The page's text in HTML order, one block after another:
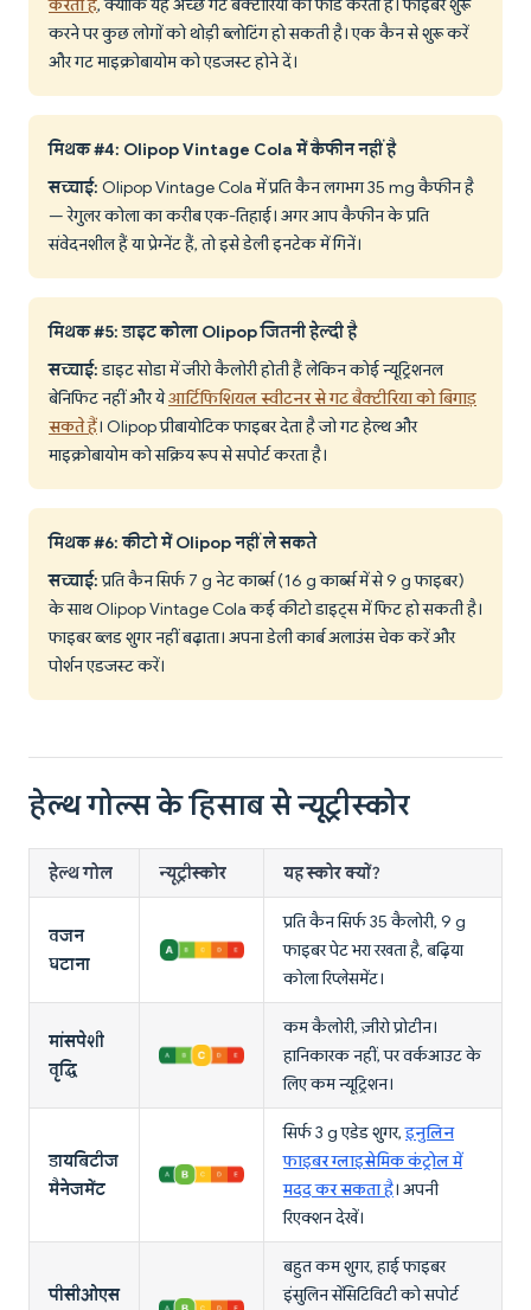
करता है, क्योंकि यह अच्छे गट बैक्टीरिया को फीड करता है। फाइबर शुरू
करने पर कुछ लोगों को थोड़ी ब्लोटिंग हो सकती है। एक कैन से शुरू करें
और गट माइक्रोबायोम को एडजस्ट होने दें।
मिथक #4: Olipop Vintage Cola में कैफीन नहीं है
सच्चाई: Olipop Vintage Cola में प्रति कैन लगभग 35 mg कैफीन है
— रेगुलर कोला का करीब एक-तिहाई। अगर आप कैफीन के प्रति
संवेदनशील हैं या प्रेग्नेंट हैं, तो इसे डेली इनटेक में गिनें।
मिथक #5: डाइट कोला Olipop जितनी हेल्दी है
सच्चाई:डाइट सोडा में जीरो कैलोरी होती हैं लेकिन कोई न्यूट्रिशनल
बेनिफिट नहीं और येआर्टिफिशियल स्वीटनर से गट बैक्टीरिया को बिगाड़
सकते हैं। Olipop प्रीबायोटिक फाइबर देता है जो गट हेल्थ और
माइक्रोबायोम को सक्रिय रूप से सपोर्ट करता है।
मिथक #6: कीटो में Olipop नहीं ले सकते
सच्चाई:प्रति कैन सिर्फ 7 g नेट कार्ब्स (16 g कार्ब्स में से 9 g फाइबर)
के साथ Olipop Vintage Cola कई कीटो डाइट्स में फिट हो सकती है।
फाइबर ब्लड शुगर नहीं बढ़ाता। अपना डेली कार्ब अलाउंस चेक करें और
पोर्शन एडजस्ट करें।
हेल्थ गोल्स के हिसाब से न्यूट्रीस्कोर
हेल्थ गोल न्यूट्रीस्कोर यह स्कोर क्यों?
वजन
घटाना
प्रति कैन सिर्फ 35 कैलोरी, 9 g
फाइबर पेट भरा रखता है, बढ़िया
कोला रिप्लेसमेंट।
मांसपेशी
वृद्धि
कम कैलोरी, ज़ीरो प्रोटीन।
हानिकारक नहीं, पर वर्कआउट के
लिए कम न्यूट्रिशन।
डायबिटीज
मैनेजमेंट
सिर्फ 3 g एडेड शुगर,इनुलिन
फाइबर ग्लाइसेमिक कंट्रोल में
मदद कर सकता है। अपनी
रिएक्शन देखें।
पीसीओएस
बहुत कम शुगर, हाई फाइबर
इंसुलिन सेंसिटिविटी को सपोर्ट